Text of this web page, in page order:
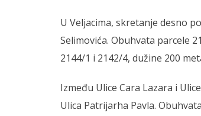
U Veljacima, skretanje desno
Selimovića. Obuhvata parcele
2144/1 i 2142/4, dužine 200
Između Ulice Cara Lazara i
Ulica Patrijarha Pavla.